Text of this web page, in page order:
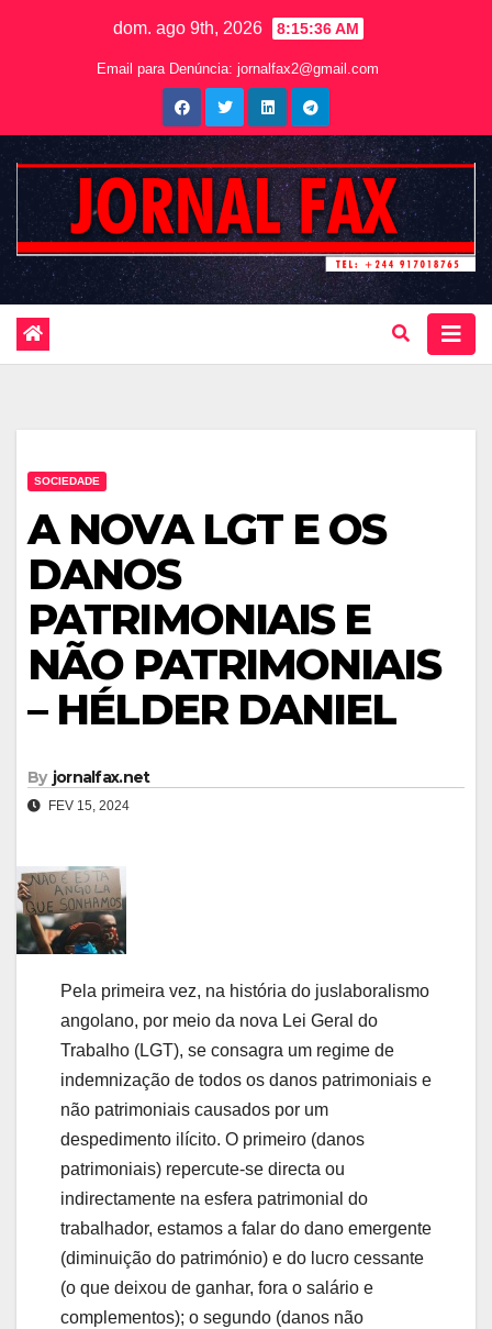
dom. ago 9th, 2026 8:15:37 AM
Email para Denúncia: jornalfax2@gmail.com
SOCIEDADE
A NOVA LGT E OS
DANOS
PATRIMONIAIS E
NÃO PATRIMONIAIS
– HÉLDER DANIEL
By jornalfax.net
FEV 15, 2024
Pela primeira vez, na história do juslaboralismo
angolano, por meio da nova Lei Geral do
Trabalho (LGT), se consagra um regime de
indemnização de todos os danos patrimoniais e
não patrimoniais causados por um
despedimento ilícito. O primeiro (danos
patrimoniais) repercute-se directa ou
indirectamente na esfera patrimonial do
trabalhador, estamos a falar do dano emergente
(diminuição do património) e do lucro cessante
(o que deixou de ganhar, fora o salário e
complementos); o segundo (danos não